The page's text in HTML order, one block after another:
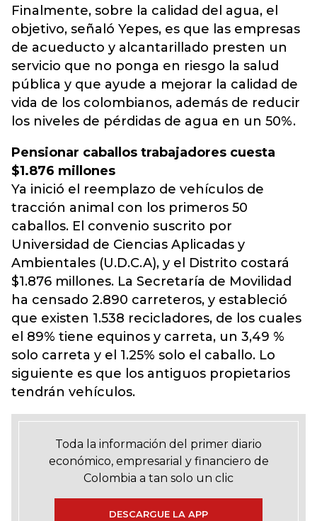
Finalmente, sobre la calidad del agua, el
objetivo, señaló Yepes, es que las empresas
de acueducto y alcantarillado presten un
servicio que no ponga en riesgo la salud
pública y que ayude a mejorar la calidad de
vida de los colombianos, además de reducir
los niveles de pérdidas de agua en un 50%.
Pensionar caballos trabajadores cuesta
$1.876 millones
Ya inició el reemplazo de vehículos de
tracción animal con los primeros 50
caballos. El convenio suscrito por
Universidad de Ciencias Aplicadas y
Ambientales (U.D.C.A), y el Distrito costará
$1.876 millones. La Secretaría de Movilidad
ha censado 2.890 carreteros, y estableció
que existen 1.538 recicladores, de los cuales
el 89% tiene equinos y carreta, un 3,49 %
solo carreta y el 1.25% solo el caballo. Lo
siguiente es que los antiguos propietarios
tendrán vehículos.
Toda la información del primer diario
económico, empresarial y financiero de
Colombia a tan solo un clic
DESCARGUE LA APP